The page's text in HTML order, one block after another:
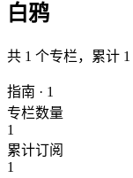
白鸦
共 1 个专栏，累计 1
指南 · 1
专栏数量
1
累计订阅
1